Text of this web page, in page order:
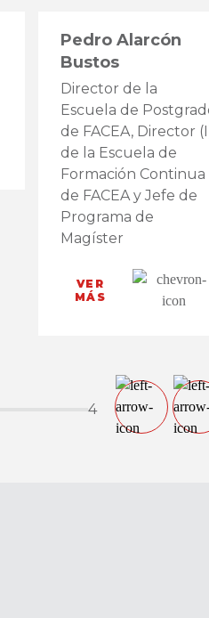
4
Pedro Alarcón
Bustos
Director de la
Escuela de
de FACEA, Director
de la Escuela de
Formación Continua
de FACEA y Jefe de
Programa de
Magíster
VER
MÁS